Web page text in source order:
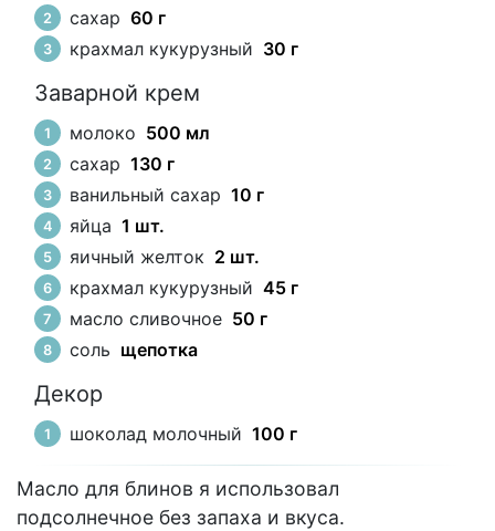
сахар 60 г
крахмал кукурузный 30 г
Заварной крем
молоко 500 мл
сахар 130 г
ванильный сахар 10 г
яйца 1 шт.
яичный желток 2 шт.
крахмал кукурузный 45 г
масло сливочное 50 г
соль щепотка
Декор
шоколад молочный 100 г
Масло для блинов я использовал
подсолнечное без запаха и вкуса.